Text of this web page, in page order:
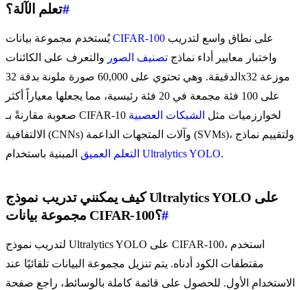
تعلم الآلة؟#
يُستخدم مجموعة بياناتCIFAR-100
واختبار معايير أداء نماذج تصنيف الصور والتعرف على الكائنات
الدقيقة. وهي تحتوي على 60,000 صورة ملونة بدقة 32x32 موزعة
على 100 فئة مجمعة في 20 فئة رئيسية، مما يجعلها معياراً أكثر
صعوبة مقارنةً بـ CIFAR-10 لخوارزميات مثل الشبكات العصبية
الالتفافية (CNNs) وآلات المتجهات الداعمة (SVMs)، ولتقييم نماذج
التعلم العميق Ultralytics YOLO.
كيف يمكنني تدريب نموذج Ultralytics YOLO على
مجموعة بيانات CIFAR-100؟#
لتدريب نموذج Ultralytics YOLO على CIFAR-100، استخدم
مقتطفات الكود أدناه. يتم تنزيل مجموعة البيانات تلقائيًا عند
الاستخدام الأول. للحصول على قائمة كاملة بالوسائط، راجع صفحة